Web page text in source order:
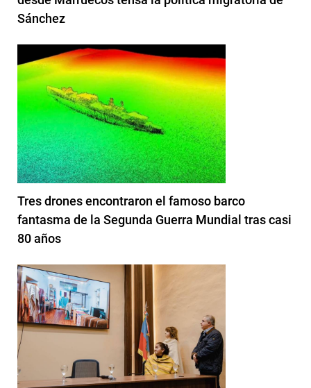
Sánchez
Tres drones encontraron el famoso barco
fantasma de la Segunda Guerra Mundial tras casi
80 años